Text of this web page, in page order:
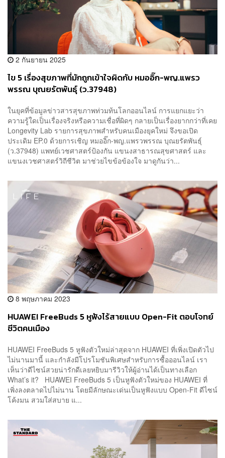
2 กันยายน 2025
ไข 5 เรื่องสุขภาพที่มักถูกเข้าใจผิดกับ หมออิ๊ก-พญ.แพรว
พรรณ บุณยรัตพันธุ์ (ว.37948)
ในยุคที่ข้อมูลข่าวสารสุขภาพท่วมท้นโลกออนไลน์ การแยกแยะว่า
ความรู้ใดเป็นเรื่องจริงหรือความเชื่อที่ผิดๆ กลายเป็นเรื่องยากกว่าที่เคย
Longevity Lab รายการสุขภาพสำหรับคนเมืองยุคใหม่ จึงขอเปิด
ประเดิม EP.0 ด้วยการเชิญ หมออิ๊ก-พญ.แพรวพรรณ บุณยรัตพันธุ์
(ว.37948) แพทย์เวชศาสตร์ป้องกัน แขนงสาธารณสุขศาสตร์ และ
แขนงเวชศาสตร์วิถีชีวิต มาช่วยไขข้อข้องใจ มาดูกันว่า...
8 พฤษภาคม 2023
HUAWEI FreeBuds 5 หูฟังไร้สายแบบ Open-Fit ตอบโจทย์
ชีวิตคนเมือง
HUAWEI FreeBuds 5 หูฟังตัวใหม่ล่าสุดจาก HUAWEI ที่เพิ่งเปิดตัวไป
ไม่นานมานี้ และกำลังมีโปรโมชันพิเศษสำหรับการซื้อออนไลน์ เรา
เห็นว่าดีไซน์สวยน่ารักดีเลยหยิบมารีวิวให้ผู้อ่านได้เป็นทางเลือก
What’s it? HUAWEI FreeBuds 5 เป็นหูฟังตัวใหม่ของ HUAWEI ที่
เพิ่งลงตลาดไปไม่นาน โดยมีลักษณะเด่นเป็นหูฟังแบบ Open-Fit ดีไซน์
โค้งมน สวมใส่สบาย แ...